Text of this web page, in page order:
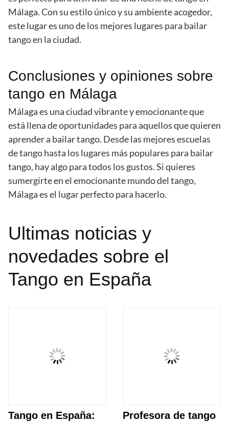
Málaga. Con su estilo único y su ambiente acogedor,
este lugar es uno de los mejores lugares para bailar
tango en la ciudad.
Conclusiones y opiniones sobre
tango en Málaga
Málaga es una ciudad vibrante y emocionante que
está llena de oportunidades para aquellos que quieren
aprender a bailar tango. Desde las mejores escuelas
de tango hasta los lugares más populares para bailar
tango, hay algo para todos los gustos. Si quieres
sumergirte en el emocionante mundo del tango,
Málaga es el lugar perfecto para hacerlo.
Ultimas noticias y
novedades sobre el
Tango en España
Tango en España:
Profesora de tango